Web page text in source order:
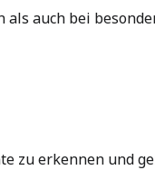
auch bei
zu erkennen und